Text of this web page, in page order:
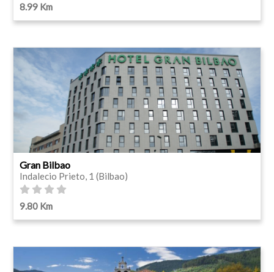
8.99 Km
Gran Bilbao
Indalecio Prieto, 1 (Bilbao)
9.80 Km